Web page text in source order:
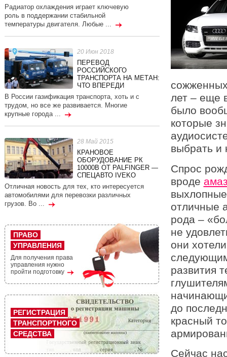
лет – еще
было
которые
выбрать и
Спрос
вроде
отличные
рода –
не
они
развития
до
красный
Сейчас
Радиатор охлаждения играет ключевую
роль в поддержании стабильной
температуры двигателя. Любые ...
20 Июн 2018
ПЕРЕВОД
РОССИЙСКОГО
ТРАНСПОРТА НА МЕТАН:
ЧТО ВПЕРЕДИ
В России газификация транспорта, хоть и с
трудом, но все же развивается. Многие
крупные города ...
28 Май 2015
КРАНОВОЕ
ОБОРУДОВАНИЕ РК
10000В ОТ PALFINGER —
СПЕЦАВТО IVEKO
Отличная новость для тех, кто интересуется
автомобилями для перевозки различных
грузов. Во ...
ПРАВО
УПРАВЛЕНИЯ
Для получения права
управления нужно
пройти подготовку
РЕГИСТРАЦИЯ
ТРАНСПОРТНОГО
СРЕДСТВА